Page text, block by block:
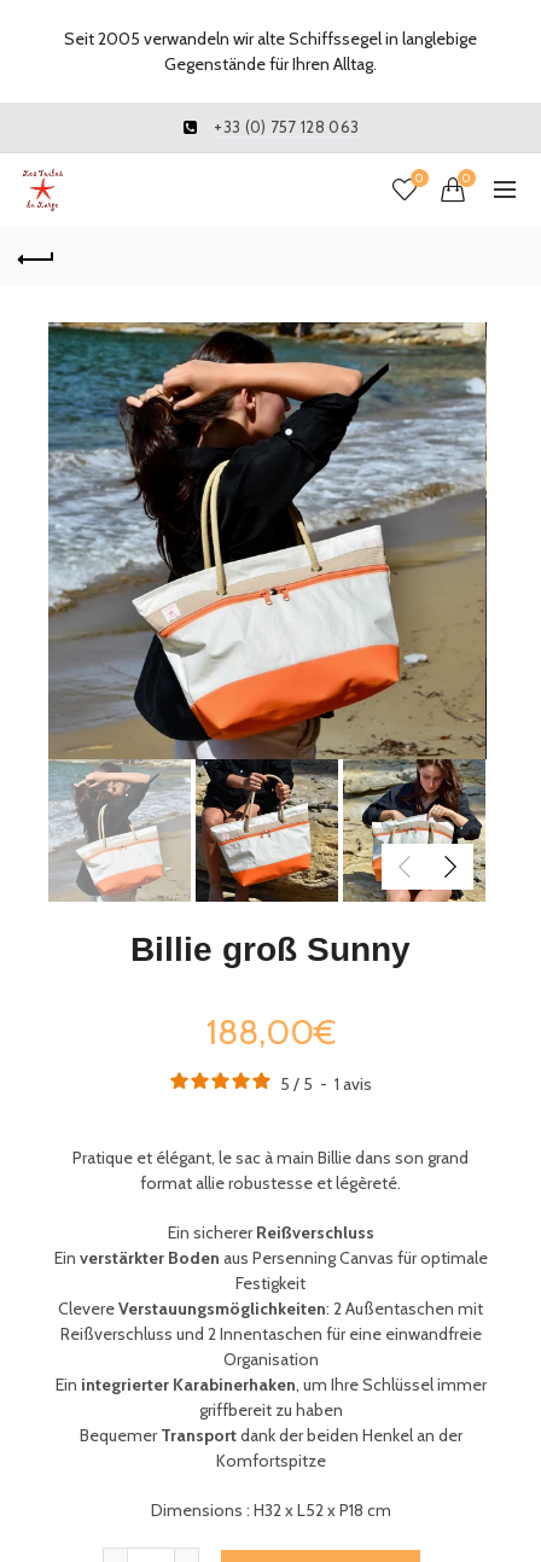
+33 (0) 757 128 063
0 0
Billie groß Sunny
188,00€
5 / 5 - 1 avis
Pratique et élégant, le sac à main Billie dans son grand
format allie robustesse et légèreté.
Ein sichererReißverschluss
Ein verstärkter Boden aus Persenning Canvas für optimale
Festigkeit
ClevereVerstauungsmöglichkeiten: 2 Außentaschen mit
Reißverschluss und 2 Innentaschen für eine einwandfreie
Organisation
Ein integrierter Karabinerhaken, um Ihre Schlüssel immer
griffbereit zu haben
BequemerTransportdank der beiden Henkel an der
Komfortspitze
Dimensions : H32 x L52 x P18 cm
Seit 2005 verwandeln wir alte Schiffssegel in langlebige
Gegenstände für Ihren Alltag.